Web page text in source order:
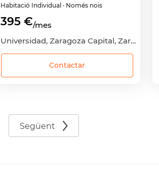
Habitació Individual · Només nois
395 €/mes
Universidad, Zaragoza Capital, Zaragoza
Contactar
Següent